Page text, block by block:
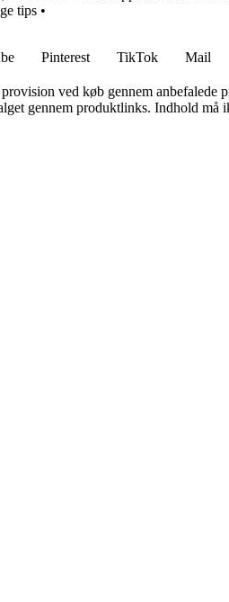
tips •
Pinterest TikTok Mail
ved køb gennem anbefalede
gennem produktlinks. Indhold må